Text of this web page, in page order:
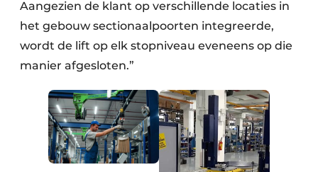
Aangezien de klant op verschillende locaties in
het gebouw sectionaalpoorten integreerde,
wordt de lift op elk stopniveau eveneens op die
manier afgesloten.”